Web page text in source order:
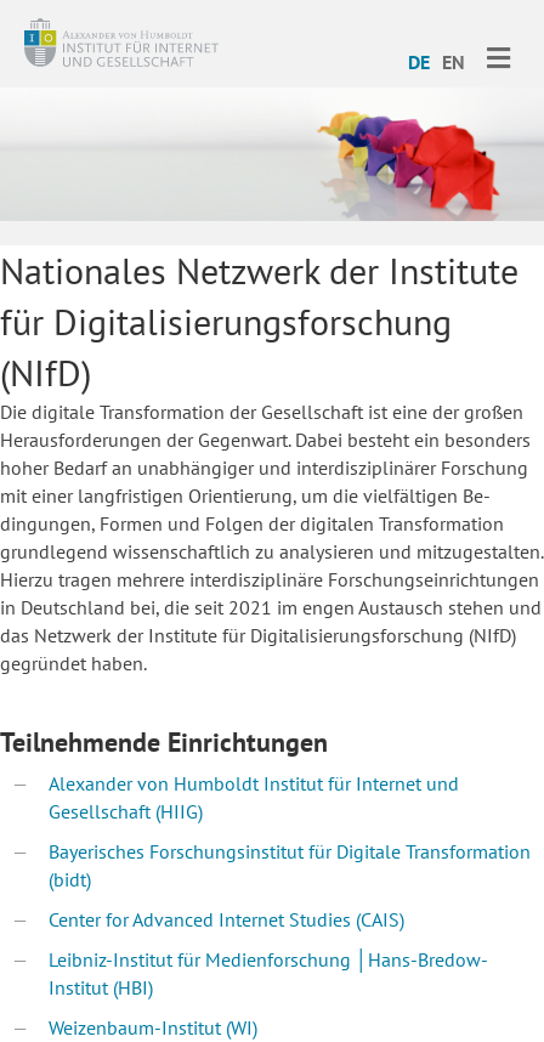
DE EN
Nationales Netzwerk der Institute
für Digitalisierungsforschung
(NIfD)
Die digitale Transformation der Gesellschaft ist eine der großen
Herausforderungen der Gegenwart. Dabei besteht ein besonders
hoher Bedarf an unabhängiger und interdisziplinärer Forschung
mit einer langfristigen Orientierung, um die vielfältigen Be­
dingungen, Formen und Folgen der digitalen Transformation
grundlegend wissen­schaft­lich zu analysieren und mitzugestalten.
Hierzu tragen meh­rere interdisziplinäre For­schungs­einrichtungen
in Deutschland bei, die seit 2021 im engen Austausch stehen und
das Netzwerk der Institute für Digitalisierungsforschung (NIfD)
gegründet haben.
Teilnehmende Einrichtungen
Alexander von Humboldt Institut für Internet und
Gesellschaft (HIIG)
Bayerisches Forschungsinstitut für Digitale Transformation
(bidt)
Center for Advanced Internet Studies (CAIS)
Leibniz-Institut für Medienforschung │Hans-Bredow-
Institut (HBI)
Weizenbaum-Institut (WI)